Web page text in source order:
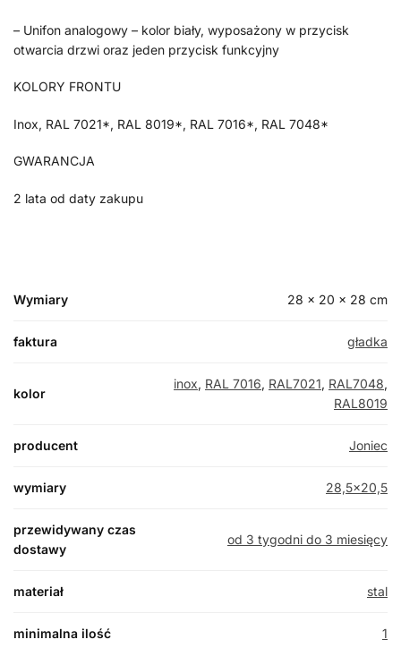
– Unifon analogowy – kolor biały, wyposażony w przycisk
otwarcia drzwi oraz jeden przycisk funkcyjny
KOLORY FRONTU
Inox, RAL 7021*, RAL 8019*, RAL 7016*, RAL 7048*
GWARANCJA
2 lata od daty zakupu
Wymiary 28 × 20 × 28 cm
faktura gładka
kolor
inox, RAL 7016, RAL7021, RAL7048,
RAL8019
producent Joniec
wymiary 28,5×20,5
przewidywany czas
dostawy
od 3 tygodni do 3 miesięcy
materiał stal
minimalna ilość 1